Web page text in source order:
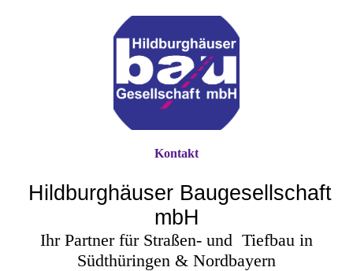
Hildburghäuser Baugesellschaft
mbH
Ihr Partner für Straßen- und Tiefbau in
Südthüringen & Nordbayern
Kontakt